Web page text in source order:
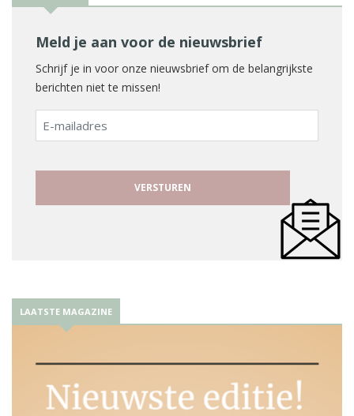
Meld je aan voor de nieuwsbrief
Schrijf je in voor onze nieuwsbrief om de belangrijkste
berichten niet te missen!
E-
mailadres
LAATSTE MAGAZINE